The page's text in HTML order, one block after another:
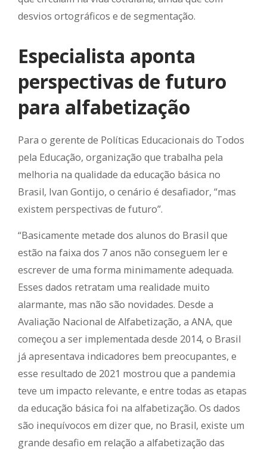
desvios ortográficos e de segmentação.
Especialista aponta
perspectivas de futuro
para alfabetização
Para o gerente de Políticas Educacionais do Todos
pela Educação, organização que trabalha pela
melhoria na qualidade da educação básica no
Brasil, Ivan Gontijo, o cenário é desafiador, “mas
existem perspectivas de futuro”.
“Basicamente metade dos alunos do Brasil que
estão na faixa dos 7 anos não conseguem ler e
escrever de uma forma minimamente adequada.
Esses dados retratam uma realidade muito
alarmante, mas não são novidades. Desde a
Avaliação Nacional de Alfabetização, a ANA, que
começou a ser implementada desde 2014, o Brasil
já apresentava indicadores bem preocupantes, e
esse resultado de 2021 mostrou que a pandemia
teve um impacto relevante, e entre todas as etapas
da educação básica foi na alfabetização. Os dados
são inequívocos em dizer que, no Brasil, existe um
grande desafio em relação a alfabetização das